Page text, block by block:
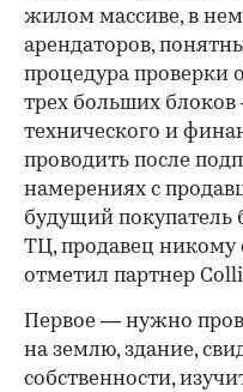
жилом массиве, в
арендаторов,
процедура проверки
трех больших
технического и
проводить после
намерениях с
будущий покупатель
ТЦ, продавец никому
отметил партнер
Первое — нужно
на землю, здание,
собственности,